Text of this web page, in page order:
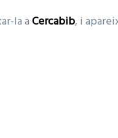
la aCercabib, i